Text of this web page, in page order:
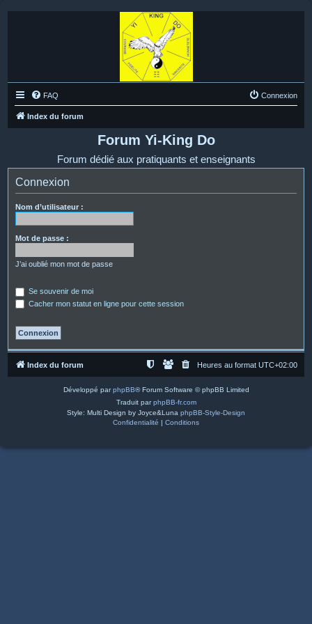
FAQ Connexion
Index du forum
Forum Yi-King Do
Forum dédié aux pratiquants et enseignants
Connexion
Nom d’utilisateur :
Mot de passe :
J’ai oublié mon mot de passe
Se souvenir de moi
Cacher mon statut en ligne pour cette session
Index du forum Heures au format UTC+02:00
Développé parphpBB® Forum Software © phpBB Limited
Traduit parphpBB-fr.com
Style: Multi Design by Joyce&Luna phpBB-Style-Design
Confidentialité | Conditions